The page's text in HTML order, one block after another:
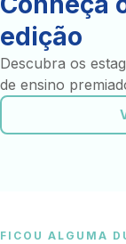
edição
Descubra os
de ensino
FICOU ALGUMA